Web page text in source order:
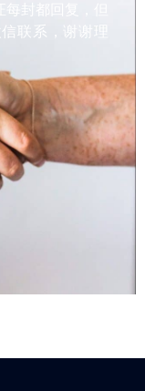
封都回复，但
联系，谢谢理